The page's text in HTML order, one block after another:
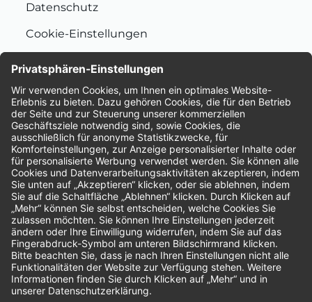
Datenschutz
Cookie-Einstellungen
Bewertungen